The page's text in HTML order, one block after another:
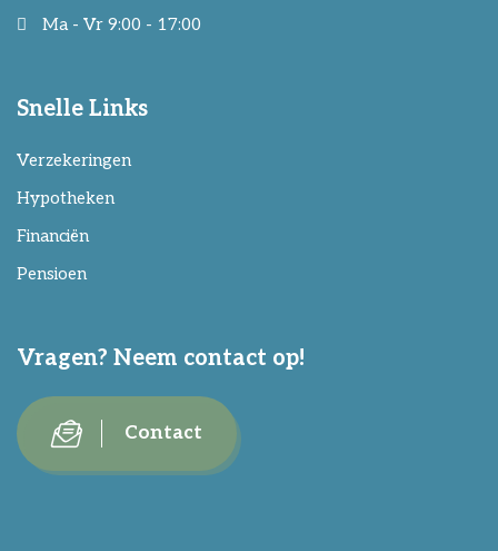
Ma - Vr 9:00 - 17:00
Snelle Links
Verzekeringen
Hypotheken
Financiën
Pensioen
Vragen? Neem contact op!
Contact